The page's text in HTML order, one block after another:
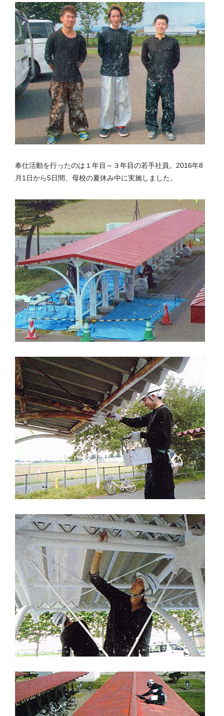
奉仕活動を行ったのは１年目～３年目の若手社員。2016年8
月1日から5日間、母校の夏休み中に実施しました。